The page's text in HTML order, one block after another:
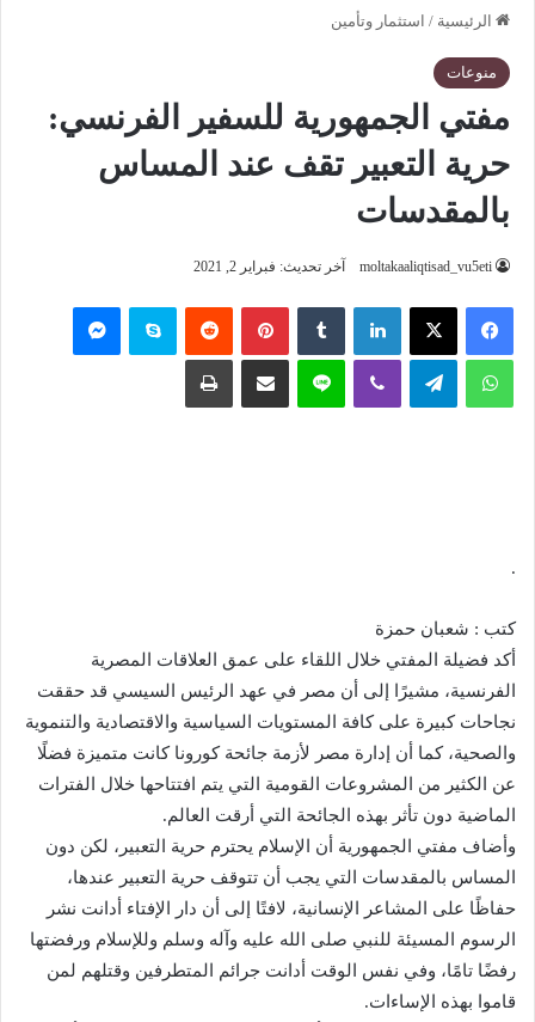
الرئيسية / استثمار وتأمين
منوعات
مفتي الجمهورية للسفير الفرنسي:
حرية التعبير تقف عند المساس
بالمقدسات
moltakaaliqtisad_vu5eti آخر تحديث: فبراير 2, 2021
فيسبوك ‫X لينكدإن بينتيريست سكايب
واتساب تيلقرام لاين
.
كتب : شعبان حمزة
أكد فضيلة المفتي خلال اللقاء على عمق العلاقات المصرية
الفرنسية، مشيرًا إلى أن مصر في عهد الرئيس السيسي قد حققت
نجاحات كبيرة على كافة المستويات السياسية والاقتصادية والتنموية
والصحية، كما أن إدارة مصر لأزمة جائحة كورونا كانت متميزة فضلًا
عن الكثير من المشروعات القومية التي يتم افتتاحها خلال الفترات
الماضية دون تأثر بهذه الجائحة التي أرقت العالم.
وأضاف مفتي الجمهورية أن الإسلام يحترم حرية التعبير، لكن دون
المساس بالمقدسات التي يجب أن تتوقف حرية التعبير عندها،
حفاظًا على المشاعر الإنسانية، لافتًا إلى أن دار الإفتاء أدانت نشر
الرسوم المسيئة للنبي صلى الله عليه وآله وسلم وللإسلام ورفضتها
رفضًا تامًا، وفي نفس الوقت أدانت جرائم المتطرفين وقتلهم لمن
قاموا بهذه الإساءات.